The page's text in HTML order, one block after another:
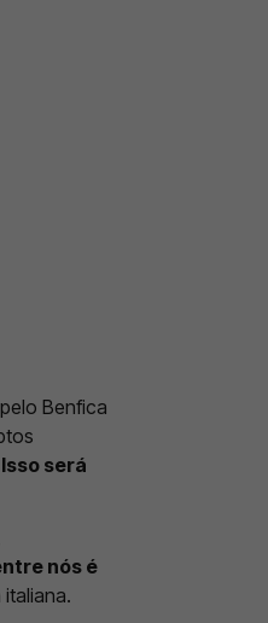
Benfica
será
nós é
italiana.